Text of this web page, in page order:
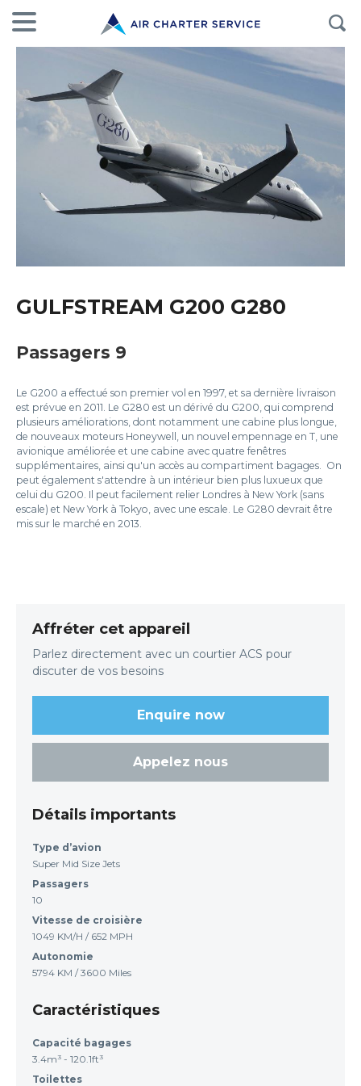
GULFSTREAM G200 G280
Passagers 9
Le G200 a effectué son premier vol en 1997, et sa dernière livraison
est prévue en 2011. Le G280 est un dérivé du G200, qui comprend
plusieurs améliorations, dont notamment une cabine plus longue,
de nouveaux moteurs Honeywell, un nouvel empennage en T, une
avionique améliorée et une cabine avec quatre fenêtres
supplémentaires, ainsi qu'un accès au compartiment bagages. On
peut également s'attendre à un intérieur bien plus luxueux que
celui du G200. Il peut facilement relier Londres à New York (sans
escale) et New York à Tokyo, avec une escale. Le G280 devrait être
mis sur le marché en 2013.
Affréter cet appareil
Parlez directement avec un courtier ACS pour
discuter de vos besoins
Enquire now
Appelez nous
Détails importants
Type d’avion
Super Mid Size Jets
Passagers
10
Vitesse de croisière
1049 KM/H / 652 MPH
Autonomie
5794 KM / 3600 Miles
Caractéristiques
Capacité bagages
3.4m³ - 120.1ft³
Toilettes